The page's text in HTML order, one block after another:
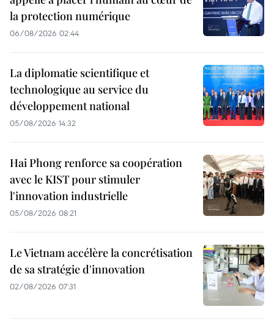
la protection numérique
06/08/2026 02:44
La diplomatie scientifique et
technologique au service du
développement national
05/08/2026 14:32
Hai Phong renforce sa coopération
avec le KIST pour stimuler
l'innovation industrielle
05/08/2026 08:21
Le Vietnam accélère la concrétisation
de sa stratégie d'innovation
02/08/2026 07:31